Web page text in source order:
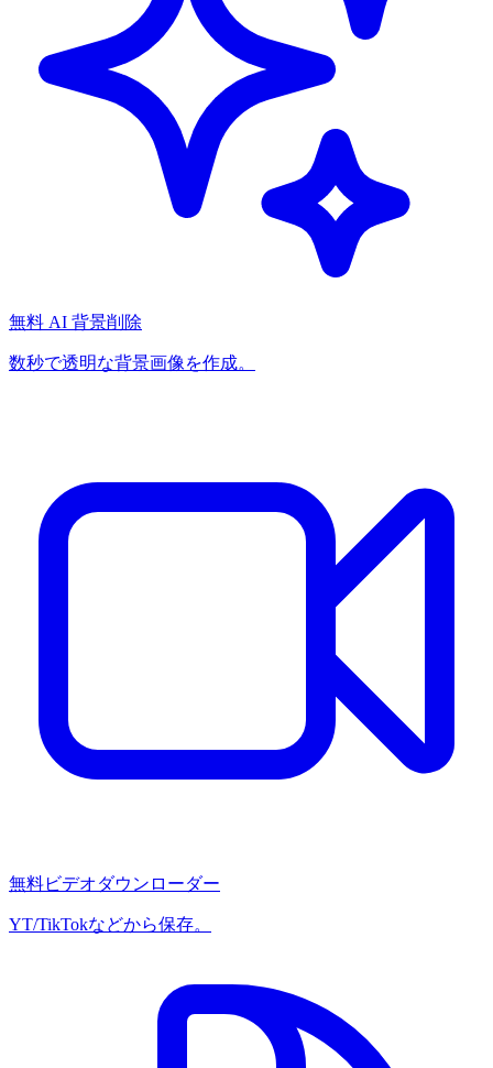
無料 AI 背景削除
数秒で透明な背景画像を作成。
無料ビデオダウンローダー
YT/TikTokなどから保存。